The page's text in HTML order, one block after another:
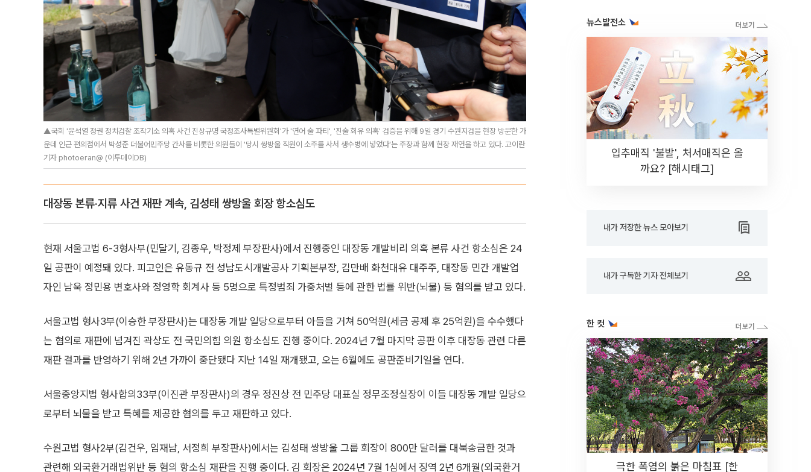
▲국회 '윤석열 정권 정치검찰 조작기소 의혹 사건 진상규명 국정조사특별위원회'가 '연어 술 파티', '진술 회유 의혹' 검증을 위해 9일 경기 수원지검을 현장 방문한 가
운데 인근 편의점에서 박성준 더불어민주당 간사를 비롯한 의원들이 '당시 쌍방울 직원이 소주를 사서 생수병에 넣었다'는 주장과 함께 현장 재연을 하고 있다. 고이란
기자 photoeran@ (이투데이DB)
대장동 본류·지류 사건 재판 계속, 김성태 쌍방울 회장 항소심도
현재 서울고법 6-3형사부(민달기, 김종우, 박정제 부장판사)에서 진행중인 대장동 개발비리 의혹 본류 사건 항소심은 24
일 공판이 예정돼 있다. 피고인은 유동규 전 성남도시개발공사 기획본부장, 김만배 화천대유 대주주, 대장동 민간 개발업
자인 남욱 정민용 변호사와 정영학 회계사 등 5명으로 특정범죄 가중처벌 등에 관한 법률 위반(뇌물) 등 혐의를 받고 있다.
서울고법 형사3부(이승한 부장판사)는 대장동 개발 일당으로부터 아들을 거쳐 50억원(세금 공제 후 25억원)을 수수했다
는 혐의로 재판에 넘겨진 곽상도 전 국민의힘 의원 항소심도 진행 중이다. 2024년 7월 마지막 공판 이후 대장동 관련 다른
재판 결과를 반영하기 위해 2년 가까이 중단됐다 지난 14일 재개됐고, 오는 6월에도 공판준비기일을 연다.
서울중앙지법 형사합의33부(이진관 부장판사)의 경우 정진상 전 민주당 대표실 정무조정실장이 이들 대장동 개발 일당으
로부터 뇌물을 받고 특혜를 제공한 혐의를 두고 재판하고 있다.
수원고법 형사2부(김건우, 임재남, 서정희 부장판사)에서는 김성태 쌍방울 그룹 회장이 800만 달러를 대북송금한 것과
관련해 외국환거래법위반 등 혐의 항소심 재판을 진행 중이다. 김 회장은 2024년 7월 1심에서 징역 2년 6개월(외국환거
뉴스발전소
입추매직 '불발', 처서매직은 올
까요? [해시태그]
내가 저장한 뉴스 모아보기
내가 구독한 기자 전체보기
한 컷
극한 폭염의 붉은 마침표 [한